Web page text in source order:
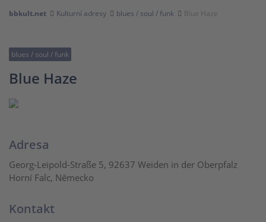
bbkult.net Kulturní adresy blues / soul / funk Blue Haze
blues / soul / funk
Blue Haze
Adresa
Georg-Leipold-Straße 5, 92637 Weiden in der Oberpfalz
Horní Falc, Německo
Kontakt